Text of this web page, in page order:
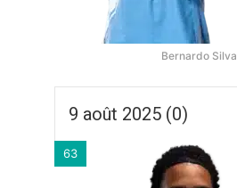
Bernardo Silva
9 août 2025 (0)
63